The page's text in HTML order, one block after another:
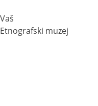
Vaš
Etnografski muzej